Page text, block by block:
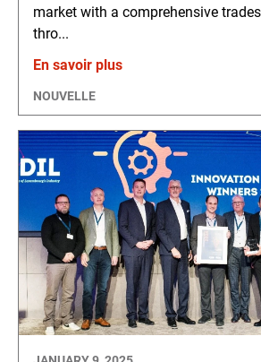
market with a comprehensive
thro...
En savoir plus
NOUVELLE